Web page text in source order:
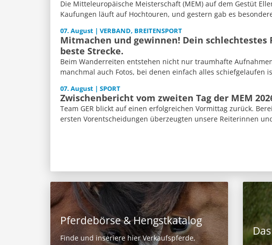
Die Mitteleuropäische Meisterschaft (MEM) auf dem Gestüt
Kaufungen läuft auf Hochtouren, und gestern gab es
07. August | VERBAND, BREITENSPORT
Mitmachen und gewinnen! Dein schlechtestes
beste Strecke.
Beim Wanderreiten entstehen nicht nur traumhafte
manchmal auch Fotos, bei denen einfach alles schiefgelaufen
07. August | SPORT
Zwischenbericht vom zweiten Tag der MEM
Team GER blickt auf einen erfolgreichen Vormittag zurück.
ersten Vorentscheidungen überzeugten unsere Reiterinnen
Pferdebörse & Hengstkatalog
Finde und inseriere hier Verkaufspferde,